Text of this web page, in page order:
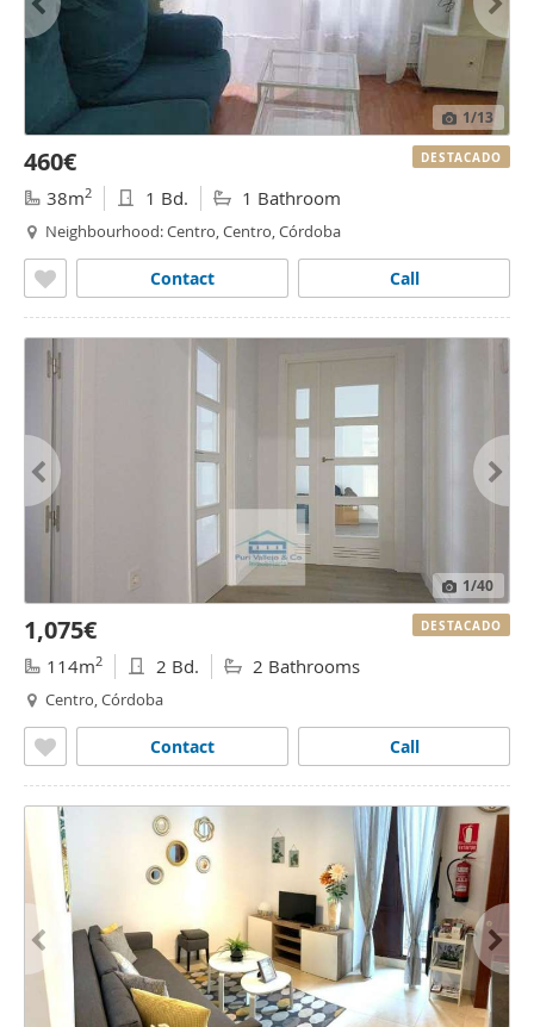
1/13
460€
38m2 1 Bd. 1 Bathroom
Neighbourhood: Centro, Centro, Córdoba
Call
Contact
DESTACADO
1/40
1,075€
114m2 2 Bd. 2 Bathrooms
Centro, Córdoba
Call
Contact
DESTACADO